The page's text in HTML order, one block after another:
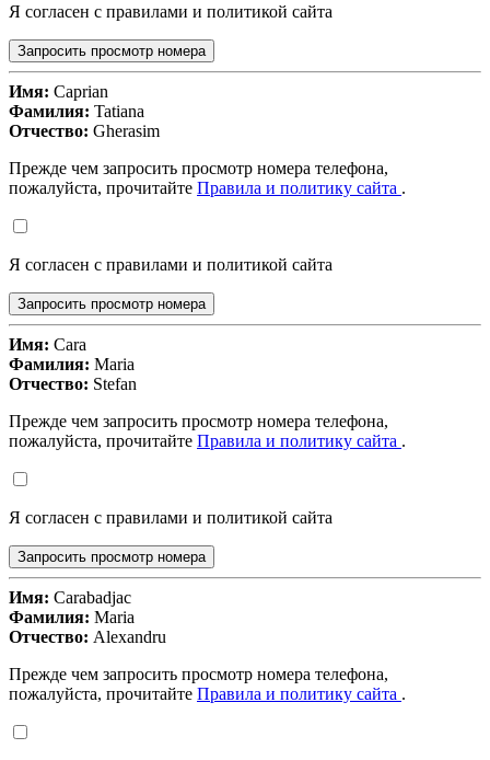
Я согласен с правилами и политикой сайта
Запросить просмотр номера
Имя: Caprian
Фамилия: Tatiana
Отчество: Gherasim
Прежде чем запросить просмотр номера телефона,
пожалуйста, прочитайте Правила и политику сайта .
Я согласен с правилами и политикой сайта
Запросить просмотр номера
Имя: Cara
Фамилия: Maria
Отчество: Stefan
Прежде чем запросить просмотр номера телефона,
пожалуйста, прочитайте Правила и политику сайта .
Я согласен с правилами и политикой сайта
Запросить просмотр номера
Имя: Carabadjac
Фамилия: Maria
Отчество: Alexandru
Прежде чем запросить просмотр номера телефона,
пожалуйста, прочитайте Правила и политику сайта .